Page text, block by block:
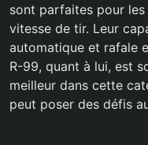
sont parfaites pour
vitesse de tir. Leur
automatique et rafale
R-99, quant à lui, est
meilleur dans cette
peut poser des défis